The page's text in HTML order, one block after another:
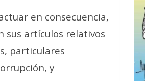
en consecuencia,
sus artículos relativos
particulares
y